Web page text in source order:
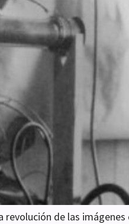
revolución de las